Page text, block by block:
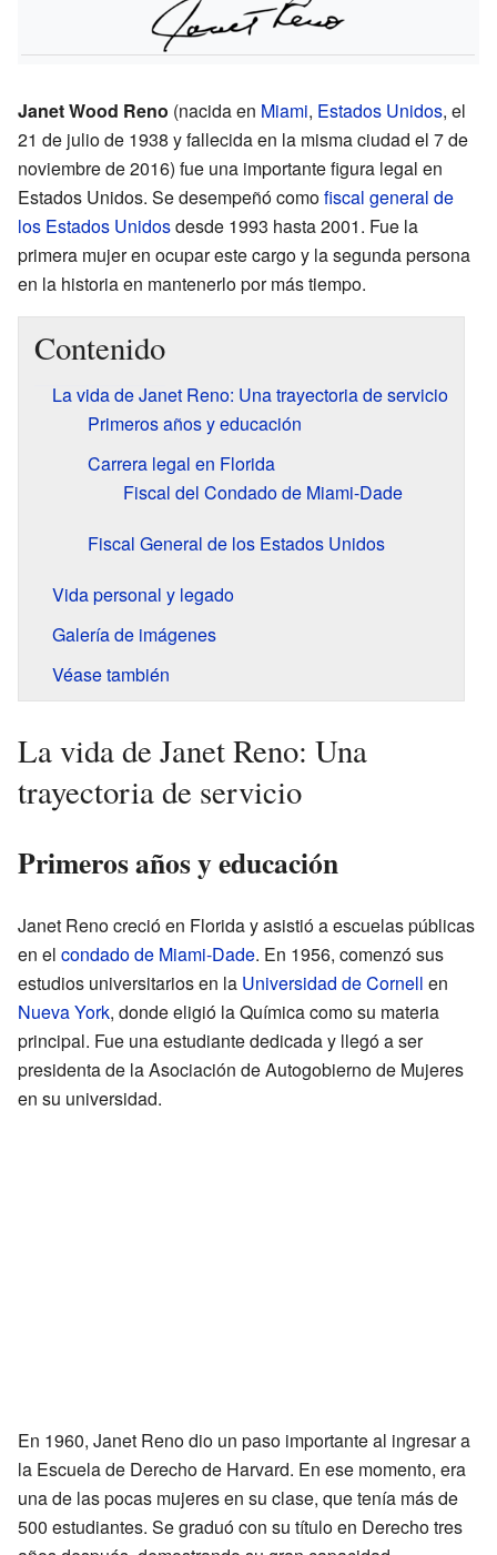
Janet Wood Reno (nacida en Miami, Estados Unidos, el
21 de julio de 1938 y fallecida en la misma ciudad el 7 de
noviembre de 2016) fue una importante figura legal en
Estados Unidos. Se desempeñó comofiscal general de
los Estados Unidosdesde 1993 hasta 2001. Fue la
primera mujer en ocupar este cargo y la segunda persona
en la historia en mantenerlo por más tiempo.
Contenido
La vida de Janet Reno: Una trayectoria de servicio
Primeros años y educación
Carrera legal en Florida
Fiscal del Condado de Miami-Dade
Fiscal General de los Estados Unidos
Vida personal y legado
Galería de imágenes
Véase también
La vida de Janet Reno: Una
trayectoria de servicio
Primeros años y educación
Janet Reno creció en Florida y asistió a escuelas públicas
en el condado de Miami-Dade. En 1956, comenzó sus
estudios universitarios en la Universidad de Cornell en
Nueva York, donde eligió la Química como su materia
principal. Fue una estudiante dedicada y llegó a ser
presidenta de la Asociación de Autogobierno de Mujeres
en su universidad.
En 1960, Janet Reno dio un paso importante al ingresar a
la Escuela de Derecho de Harvard. En ese momento, era
una de las pocas mujeres en su clase, que tenía más de
500 estudiantes. Se graduó con su título en Derecho tres